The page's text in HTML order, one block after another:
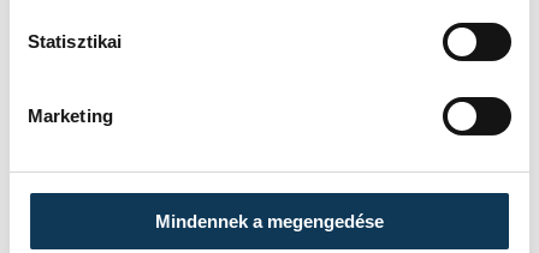
Statisztikai
Marketing
Mindennek a megengedése